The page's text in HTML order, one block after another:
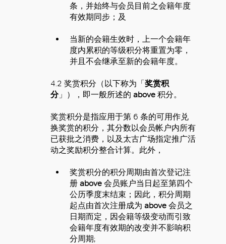
条，并始终与会员目前之会籍年度
有效期同步；及
当新的会籍生效时，上一个会籍年
度内累积的等级积分将重置为零，
并且不会继承至新的会籍年度。
4.2 奖赏积分（以下称为「奖赏积
分」），即一般所述的 above 积分。
奖赏积分是指应用于第 6 条的可用作兑
换奖赏的积分，其分数以会员帐户内所有
已获批之消费，以及太古广场指定推广活
动之奖励积分整合计算。此外，
奖赏积分的积分周期由首次登记注
册 above 会员账户当日起至第四个
公历季度末结束；因此，积分周期
起点由首次注册成为 above 会员之
日期而定，因会籍等级变动而引致
会籍年度有效期的改变并不影响积
分周期;